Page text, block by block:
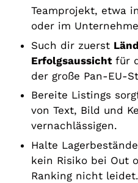
Teamprojekt, etwa
oder im
Such dir zuerst
Erfolgsaussichtfür
der große Pan-EU-
Bereite Listings
von Text, Bild und
vernachlässigen.
Halte
kein Risiko bei Out
Ranking nicht leidet.